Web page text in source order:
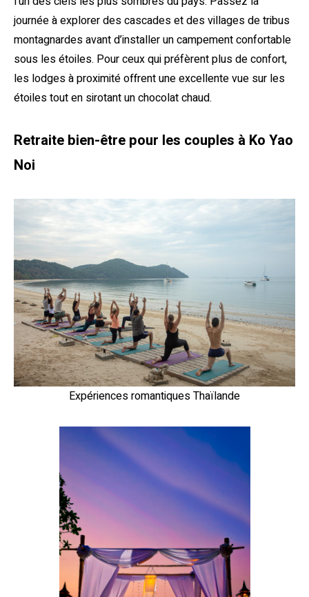
journée à explorer des cascades et des villages de tribus
montagnardes avant d’installer un campement confortable
sous les étoiles. Pour ceux qui préfèrent plus de confort,
les lodges à proximité offrent une excellente vue sur les
étoiles tout en sirotant un chocolat chaud.
Retraite bien-être pour les couples à Ko Yao
Noi
Expériences romantiques Thaïlande